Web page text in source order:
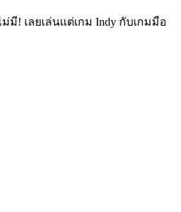
มี! เลยเล่นแต่เกม Indy กับเกมมือ